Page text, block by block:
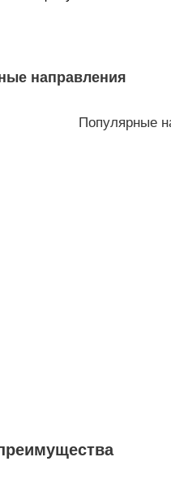
направления
Популярные